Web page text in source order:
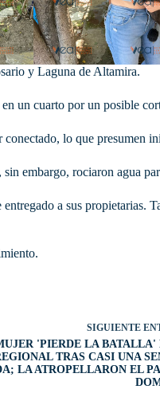
y Laguna de Altamira.
un cuarto por un posible
lo que presumen
embargo, rociaron agua
a sus propietarias.
SIGUIENTE
'PIERDE LA BATALLA'
TRAS CASI UNA
LA ATROPELLARON EL